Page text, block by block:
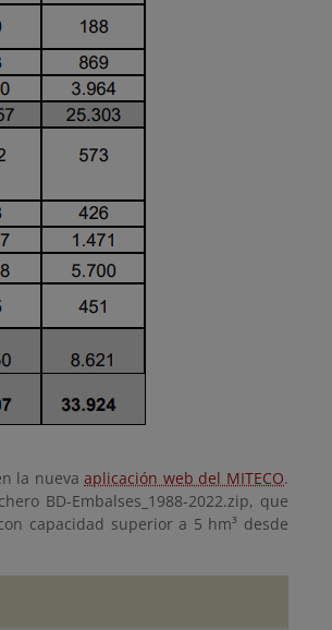
la nuevaaplicación web del MITECO.
BD-Embalses_1988-2022.zip, que
capacidad superior a 5 hm³ desde